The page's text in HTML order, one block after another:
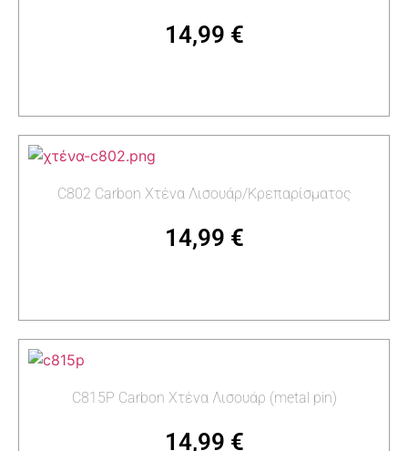
14,99 €
C802 Carbon Χτένα Λισουάρ/Κρεπαρίσματος
14,99 €
C815P Carbon Χτένα Λισουάρ (metal pin)
14,99 €